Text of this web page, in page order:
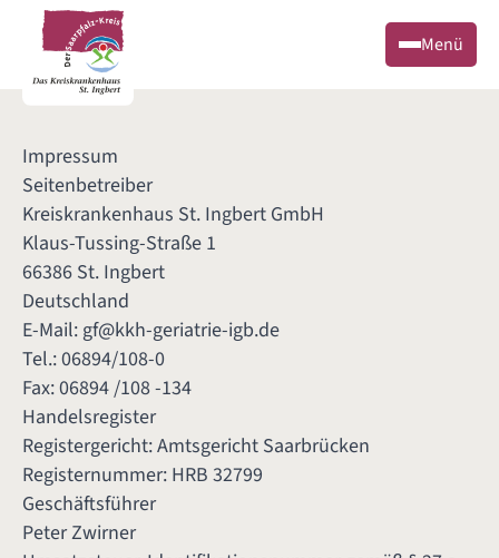
Menü
Impressum
Seitenbetreiber
Kreiskrankenhaus St. Ingbert GmbH
Klaus-Tussing-Straße 1
66386 St. Ingbert
Deutschland
E-Mail:gf@kkh-geriatrie-igb.de
Tel.: 06894/108-0
Fax: 06894 /108 -134
Handelsregister
Registergericht: Amtsgericht Saarbrücken
Registernummer: HRB 32799
Geschäftsführer
Peter Zwirner